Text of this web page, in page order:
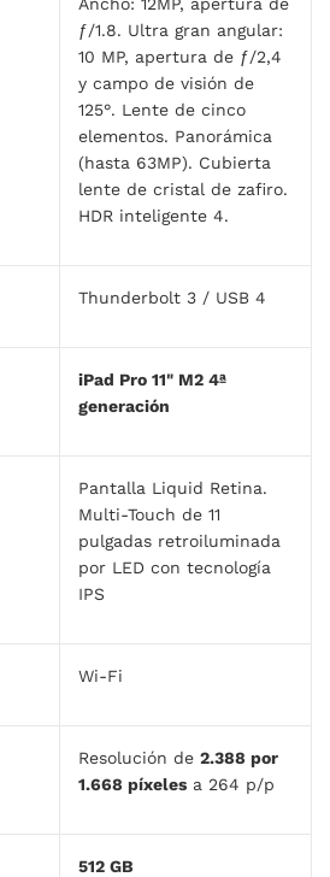
ƒ/1.8. Ultra gran angular:
10 MP, apertura de ƒ/2,4
y campo de visión de
125°. Lente de cinco
elementos. Panorámica
(hasta 63MP). Cubierta
lente de cristal de zafiro.
HDR inteligente 4.
Thunderbolt 3 / USB 4
iPad Pro 11" M2 4ª
generación
Pantalla Liquid Retina.
Multi‑Touch de 11
pulgadas retroiluminada
por LED con tecnología
IPS
Wi-Fi
Resolución de 2.388 por
1.668 píxeles a 264 p/p
512 GB